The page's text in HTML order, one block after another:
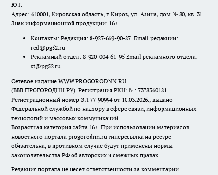
Ю.Г.
Адрес: 610001, Кировская область, г. Киров, ул. Азина, дом № 80, кв. 31
Знак информационной продукции: 16+
Контакты: Редакция: 8-927-669-90-87 Email редакции:
red@pg52.ru
Рекламный отдел: 8-920-004-61-95 Email рекламного отдела:
st@pg52.ru
Сетевое издание WWW.PROGORODNN.RU
(ВВВ.ПРОГОРОДНН.РУ). Регистрация РКН: №: 7378360181.
Регистрационный номер ЭЛ 77-90994 от 10.03.2026., выдано
Федеральной службой по надзору в сфере связи, информационных
технологий и массовых коммуникаций.
Возрастная категория сайта 16+. При использовании материалов
новостного портала progorodnn.ru гиперссылка на ресурс
обязательна, в противном случае будут применены нормы
законодательства РФ об авторских и смежных правах.
Редакция портала не несет ответственности за комментарии